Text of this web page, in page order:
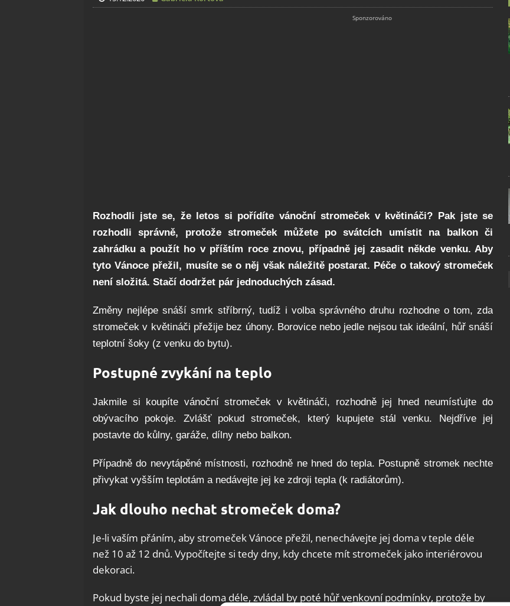
Rozhodli jste se, že letos si pořídíte vánoční stromeček v květináči? Pak jste se
rozhodli správně, protože stromeček můžete po svátcích umístit na balkon či
zahrádku a použít ho v příštím roce znovu, případně jej zasadit někde venku. Aby
tyto Vánoce přežil, musíte se o něj však náležitě postarat. Péče o takový stromeček
není složitá. Stačí dodržet pár jednoduchých zásad.
Změny nejlépe snáší smrk stříbrný, tudíž i volba správného druhu rozhodne o tom, zda
stromeček v květináči přežije bez úhony. Borovice nebo jedle nejsou tak ideální, hůř snáší
teplotní šoky (z venku do bytu).
Postupné zvykání na teplo
Jakmile si koupíte vánoční stromeček v květináči, rozhodně jej hned neumísťujte do
obývacího pokoje. Zvlášť pokud stromeček, který kupujete stál venku. Nejdříve jej
postavte do kůlny, garáže, dílny nebo balkon.
Případně do nevytápěné místnosti, rozhodně ne hned do tepla. Postupně stromek nechte
přivykat vyšším teplotám a nedávejte jej ke zdroji tepla (k radiátorům).
Jak dlouho nechat stromeček doma?
Je-li vaším přáním, aby stromeček Vánoce přežil, nenechávejte jej doma v teple déle
než 10 až 12 dnů. Vypočítejte si tedy dny, kdy chcete mít stromeček jako interiérovou
dekoraci.
Pokud byste jej nechali doma déle, zvládal by poté hůř venkovní podmínky, protože by